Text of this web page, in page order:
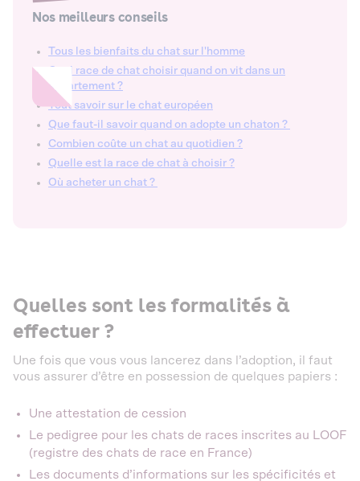
Nos meilleurs conseils
Tous les bienfaits du chat sur l'homme
Quel race de chat choisir quand on vit dans un
appartement ?
Tout savoir sur le chat européen
Que faut-il savoir quand on adopte un chaton ?
Combien coûte un chat au quotidien ?
Quelle est la race de chat à choisir ?
Où acheter un chat ?
Quelles sont les formalités à
effectuer ?
Une fois que vous vous lancerez dans l’adoption, il faut
vous assurer d’être en possession de quelques papiers :
Une attestation de cession
Le pedigree pour les chats de races inscrites au LOOF
(registre des chats de race en France)
Les documents d’informations sur les spécificités et